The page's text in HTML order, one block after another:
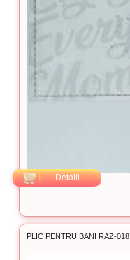
Detalii
PLIC PENTRU BANI RAZ-018